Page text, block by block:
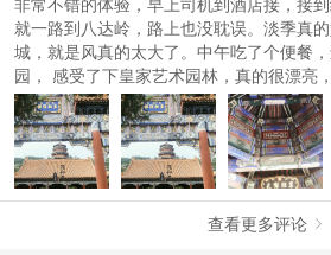
查看 《工商执照信息》 《特许经营许可证信息》
非常不错的体验，早上司机到酒店接，接
就一路到八达岭，路上也没耽误。淡季真
城，就是风真的太大了。中午吃了个便餐
园， 感受了下皇家艺术园林，真的很漂亮
路上讲解很到位，老北京历史文化，很多奇
推荐王琴导游
查看更多评论 